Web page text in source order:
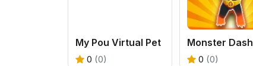
My Pou Virtual Pet
0 (0)
Monster Dash
0 (0)